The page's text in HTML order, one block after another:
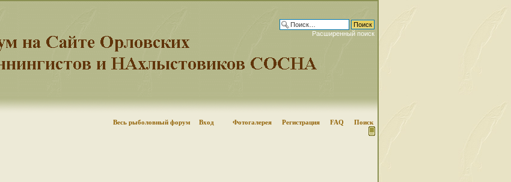
Расширенный поиск
Весь рыболовный форум Вход Фотогалерея Регистрация FAQ Поиск